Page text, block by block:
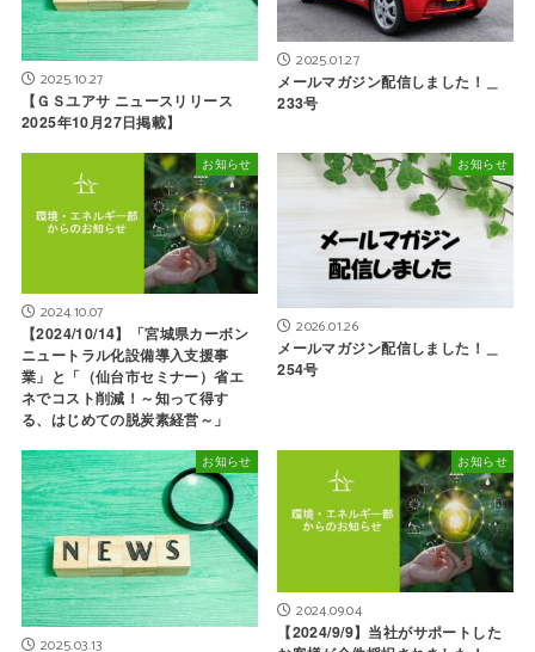
2025.10.27
【ＧＳユアサ ニュースリリース
2025年10月27日掲載】
2025.01.27
メールマガジン配信しました！＿
233号
お知らせ
2024.10.07
【2024/10/14】「宮城県カーボン
ニュートラル化設備導入支援事
業」と「（仙台市セミナー）省エ
ネでコスト削減！～知って得す
る、はじめての脱炭素経営～」
お知らせ
2026.01.26
メールマガジン配信しました！＿
254号
お知らせ
2025.03.13
お知らせ
2024.09.04
【2024/9/9】当社がサポートした